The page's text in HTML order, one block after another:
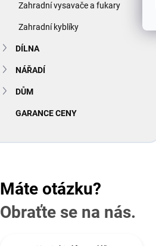
Zahradní vysavače a fukary
Zahradní kyblíky
DÍLNA
NÁŘADÍ
DŮM
GARANCE CENY
Máte otázku?
Obraťte se na nás.